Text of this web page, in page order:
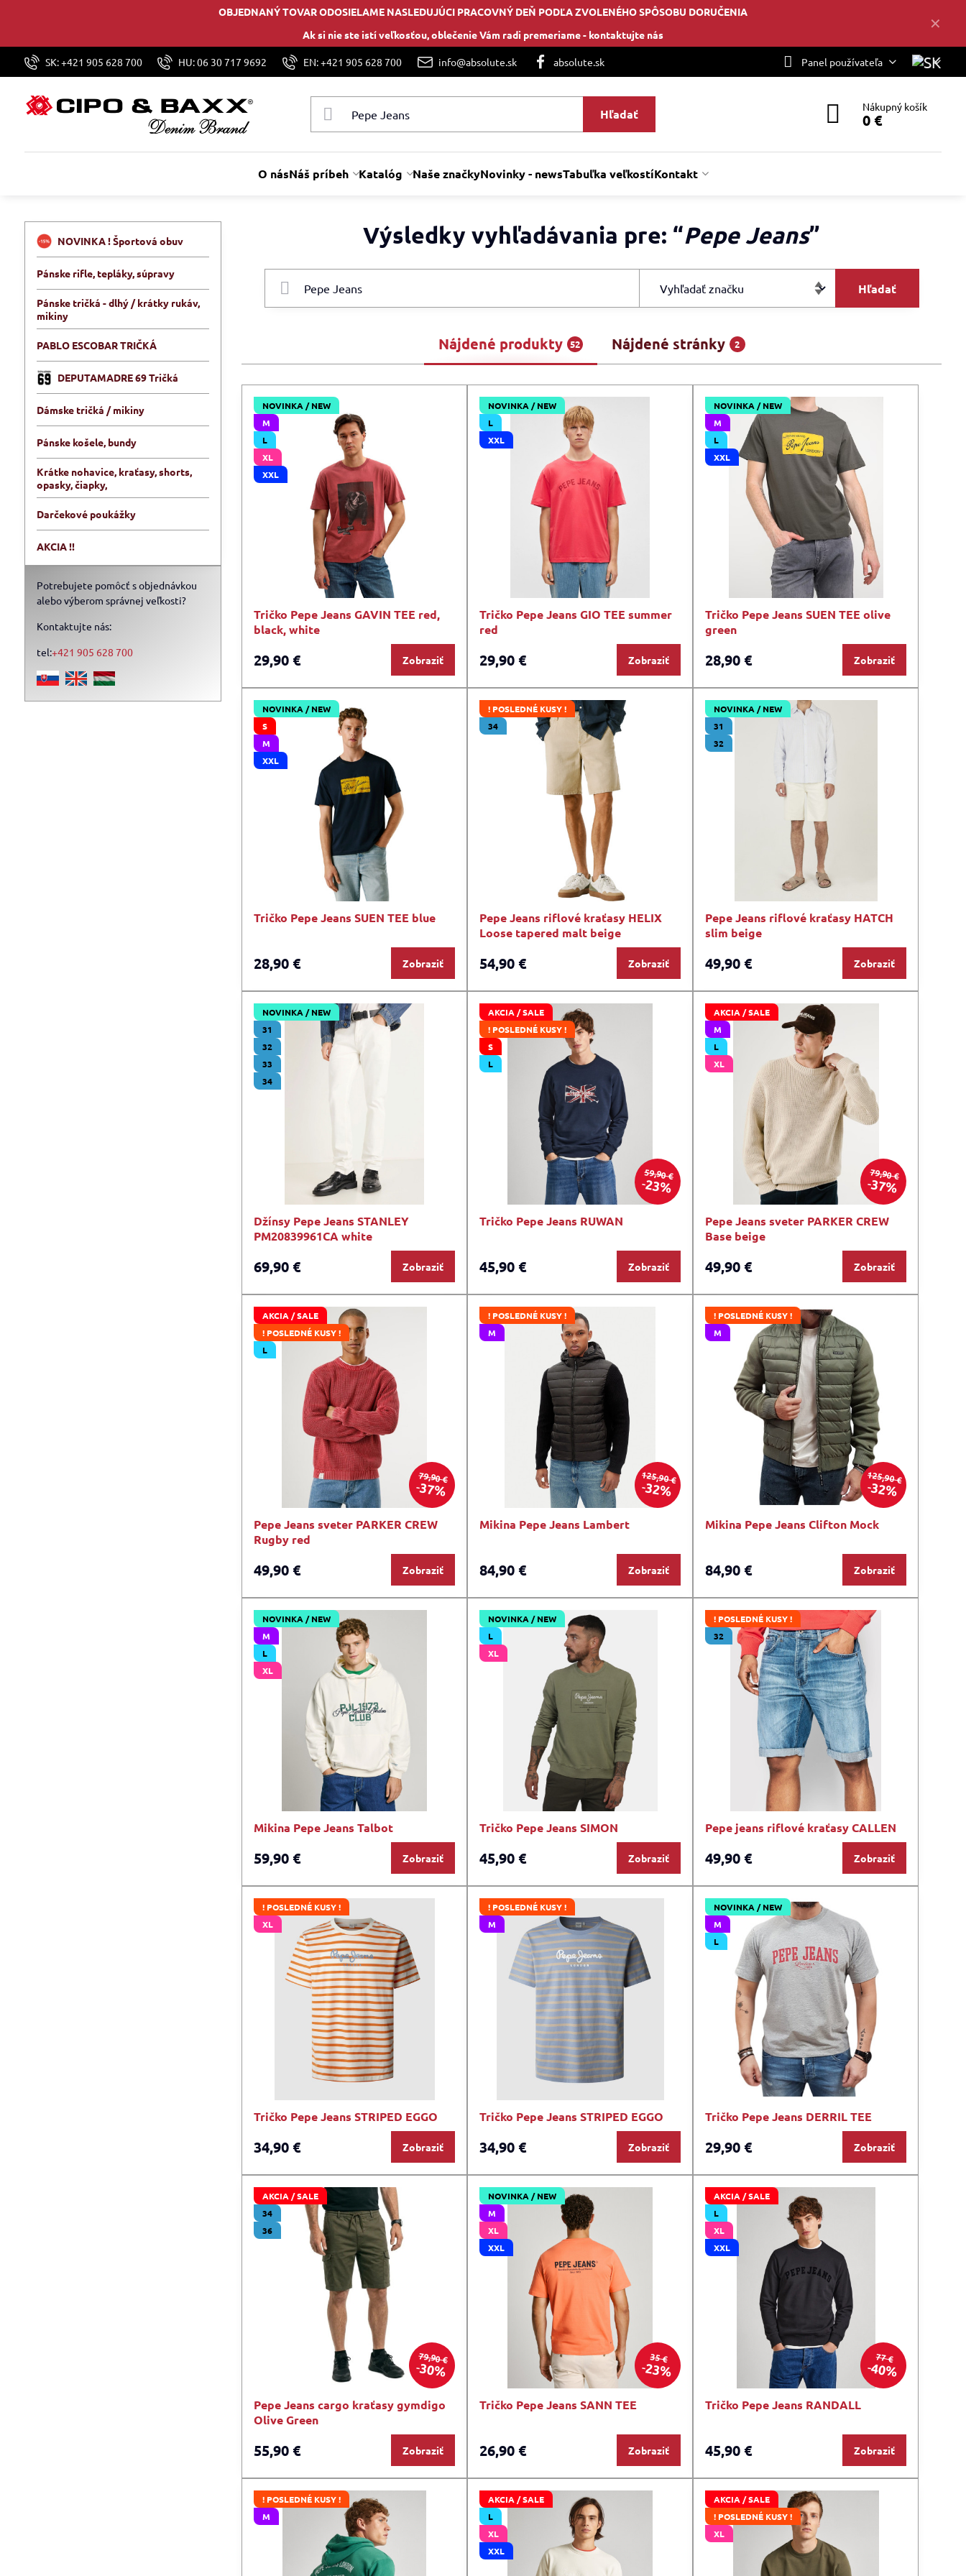
✕
OBJEDNANÝ TOVAR ODOSIELAME NASLEDUJÚCI PRACOVNÝ DEŇ PODĽA ZVOLENÉHO SPÔSOBU DORUČENIA
Ak si nie ste istí veľkosťou, oblečenie Vám radi premeriame - kontaktujte nás
SK: +421 905 628 700 HU: 06 30 717 9692 EN: +421 905 628 700 info@absolute.sk absolute.sk Panel používateľa
Hľadať Nákupný košík
0 €
O násNáš príbeh Katalóg Naše značkyNovinky - newsTabuľka veľkostíKontakt
Výsledky vyhľadávania pre: “Pepe Jeans”
Hľadať
Nájdené produkty 52 Nájdené stránky 2
NOVINKA / NEW
M
L
XL
XXL
Tričko Pepe Jeans GAVIN TEE red,
black, white
29,90 € Zobraziť
NOVINKA / NEW
L
XXL
Tričko Pepe Jeans GIO TEE summer
red
29,90 € Zobraziť
NOVINKA / NEW
M
L
XXL
Tričko Pepe Jeans SUEN TEE olive
green
28,90 € Zobraziť
NOVINKA / NEW
S
M
XXL
Tričko Pepe Jeans SUEN TEE blue
28,90 € Zobraziť
! POSLEDNÉ KUSY !
34
Pepe Jeans riflové kraťasy HELIX
Loose tapered malt beige
54,90 € Zobraziť
NOVINKA / NEW
31
32
Pepe Jeans riflové kraťasy HATCH
slim beige
49,90 € Zobraziť
NOVINKA / NEW
31
32
33
34
Džínsy Pepe Jeans STANLEY
PM20839961CA white
69,90 € Zobraziť
59,90 €
23%
AKCIA / SALE
! POSLEDNÉ KUSY !
S
L
Tričko Pepe Jeans RUWAN
45,90 € Zobraziť
79,90 €
37%
AKCIA / SALE
M
L
XL
Pepe Jeans sveter PARKER CREW
Base beige
49,90 € Zobraziť
79,90 €
37%
AKCIA / SALE
! POSLEDNÉ KUSY !
L
Pepe Jeans sveter PARKER CREW
Rugby red
49,90 € Zobraziť
125,90 €
32%
! POSLEDNÉ KUSY !
M
Mikina Pepe Jeans Lambert
84,90 € Zobraziť
125,90 €
32%
! POSLEDNÉ KUSY !
M
Mikina Pepe Jeans Clifton Mock
84,90 € Zobraziť
NOVINKA / NEW
M
L
XL
Mikina Pepe Jeans Talbot
59,90 € Zobraziť
NOVINKA / NEW
L
XL
Tričko Pepe Jeans SIMON
45,90 € Zobraziť
! POSLEDNÉ KUSY !
32
Pepe jeans riflové kraťasy CALLEN
49,90 € Zobraziť
! POSLEDNÉ KUSY !
XL
Tričko Pepe Jeans STRIPED EGGO
34,90 € Zobraziť
! POSLEDNÉ KUSY !
M
Tričko Pepe Jeans STRIPED EGGO
34,90 € Zobraziť
NOVINKA / NEW
M
L
Tričko Pepe Jeans DERRIL TEE
29,90 € Zobraziť
79,90 €
30%
AKCIA / SALE
34
36
Pepe Jeans cargo kraťasy gymdigo
Olive Green
55,90 € Zobraziť
35 €
23%
NOVINKA / NEW
M
XL
XXL
Tričko Pepe Jeans SANN TEE
26,90 € Zobraziť
77 €
40%
AKCIA / SALE
L
XL
XXL
Tričko Pepe Jeans RANDALL
45,90 € Zobraziť
! POSLEDNÉ KUSY !
M
AKCIA / SALE
L
XL
XXL
AKCIA / SALE
! POSLEDNÉ KUSY !
XL
NOVINKA ! Športová obuv
Pánske rifle, tepláky, súpravy
Pánske tričká - dlhý / krátky rukáv,
mikiny
PABLO ESCOBAR TRIČKÁ
DEPUTAMADRE 69 Tričká
Dámske tričká / mikiny
Pánske košele, bundy
Krátke nohavice, kraťasy, shorts,
opasky, čiapky,
Darčekové poukážky
AKCIA !!
Potrebujete pomôcť s objednávkou
alebo výberom správnej veľkosti?
Kontaktujte nás:
tel:+421 905 628 700